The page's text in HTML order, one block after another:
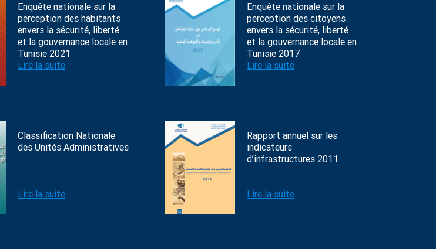
Enquête nationale sur la
perception des habitants
envers la sécurité, liberté
et la gouvernance locale en
Tunisie 2021
Lire la suite
Enquête nationale sur la
perception des citoyens
envers la sécurité, liberté
et la gouvernance locale en
Tunisie 2017
Lire la suite
Classification Nationale
des Unités Administratives
Lire la suite
Rapport annuel sur les
indicateurs
d’infrastructures 2011
Lire la suite